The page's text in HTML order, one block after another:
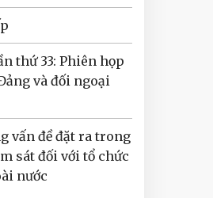
thứ 33: Phiên họp
và đối ngoại
vấn đề đặt ra trong
sát đối với tổ chức
nước